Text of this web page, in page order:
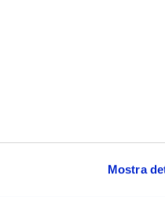
Mostra
marzo 2027, Teatro Nuovo